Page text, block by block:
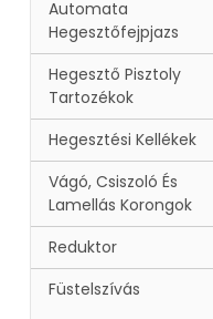
Automata
Hegesztőfejpjazs
Hegesztő Pisztoly
Tartozékok
Hegesztési Kellékek
Vágó, Csiszoló És
Lamellás Korongok
Reduktor
Füstelszívás